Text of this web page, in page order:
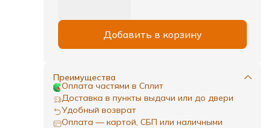
Добавить в корзину
Преимущества
Оплата частями в Сплит
Доставка в пункты выдачи или до двери
Удобный возврат
Оплата — картой, СБП или наличными